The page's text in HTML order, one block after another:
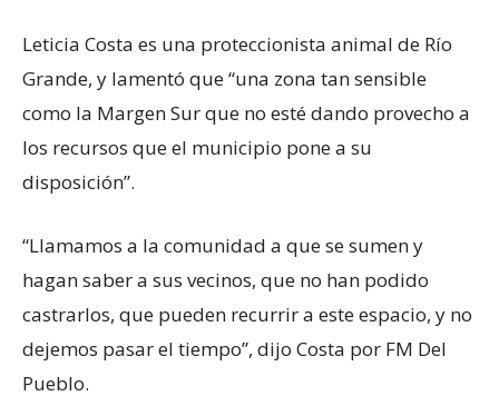
Leticia Costa es una proteccionista animal de Río
Grande, y lamentó que “una zona tan sensible
como la Margen Sur que no esté dando provecho a
los recursos que el municipio pone a su
disposición”.
“Llamamos a la comunidad a que se sumen y
hagan saber a sus vecinos, que no han podido
castrarlos, que pueden recurrir a este espacio, y no
dejemos pasar el tiempo”, dijo Costa por FM Del
Pueblo.